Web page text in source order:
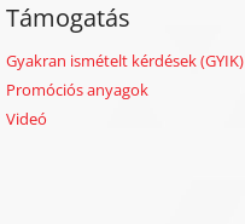
Támogatás
Gyakran ismételt kérdések (GYIK)
Promóciós anyagok
Videó